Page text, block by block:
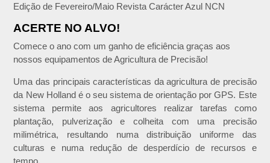
Edição de Fevereiro/Maio Revista Carácter Azul NCN
ACERTE NO ALVO!
Comece o ano com um ganho de eficiência graças aos
nossos equipamentos de Agricultura de Precisão!
Uma das principais características da agricultura de precisão
da New Holland é o seu sistema de orientação por GPS. Este
sistema permite aos agricultores realizar tarefas como
plantação, pulverização e colheita com uma precisão
milimétrica, resultando numa distribuição uniforme das
culturas e numa redução de desperdício de recursos e